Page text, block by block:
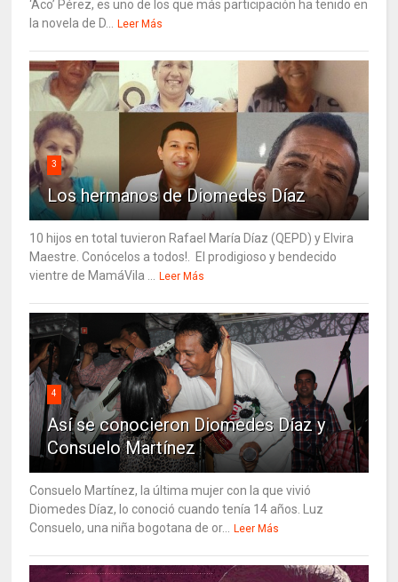
‘Aco’ Pérez, es uno de los que más participación ha tenido en
la novela de D...
Leer Más
3
Los hermanos de Diomedes Díaz
10 hijos en total tuvieron Rafael María Díaz (QEPD) y Elvira
Maestre. Conócelos a todos!. El prodigioso y bendecido
vientre de MamáVila ...
Leer Más
4
Así se conocieron Diomedes Díaz y
Consuelo Martínez
Consuelo Martínez, la última mujer con la que vivió
Diomedes Díaz, lo conoció cuando tenía 14 años. Luz
Consuelo, una niña bogotana de or...
Leer Más